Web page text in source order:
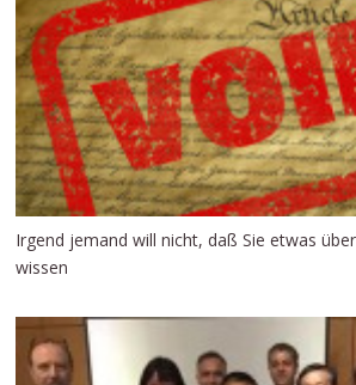
Irgend jemand will nicht, daß Sie etwas
wissen